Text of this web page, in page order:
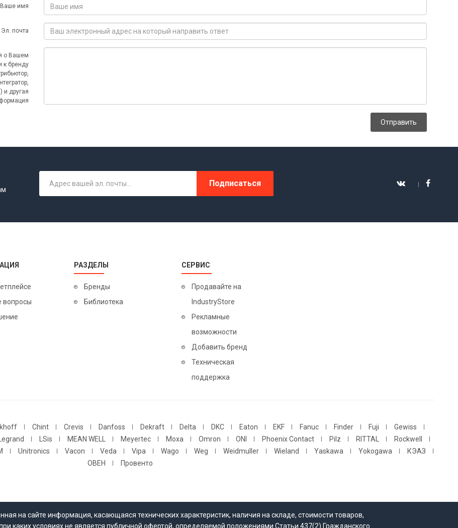
Ваше имя
Эл. почта
о Вашем
к бренду
и другая
Отправить
Подписаться
вопросы
РАЗДЕЛЫ
Бренды
Библиотека
СЕРВИС
Продавайте на
IndustryStore
Рекламные
возможности
Добавить бренд
Техническая
поддержка
Chint Crevis Danfoss Dekraft Delta DKC Eaton EKF Fanuc Finder Fuji
Gewiss
Legrand LSis MEAN WELL Meyertec Moxa Omron ONI Phoenix Contact Pilz RITTAL
Rockwell
Unitronics Vacon Veda Vipa Wago Weg Weidmuller Wieland Yaskawa Yokogawa
КЭАЗ
ОВЕН
Провенто
на сайте информация, касающаяся технических характеристик, наличия на складе, стоимости товаров,
каких условиях не является публичной офертой, определяемой положениями Статьи 437(2) Гражданского